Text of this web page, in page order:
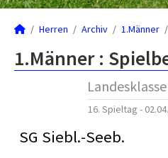
Herren Archiv 1.Männer
1.Männer :
16. Spieltag -
SG Siebl.-Seeb.